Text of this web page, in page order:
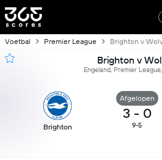
Voetbal Premier League Brighton v
Brighton v
Engeland, Premier
Brighton
Afgelopen
3 - 0
9-5